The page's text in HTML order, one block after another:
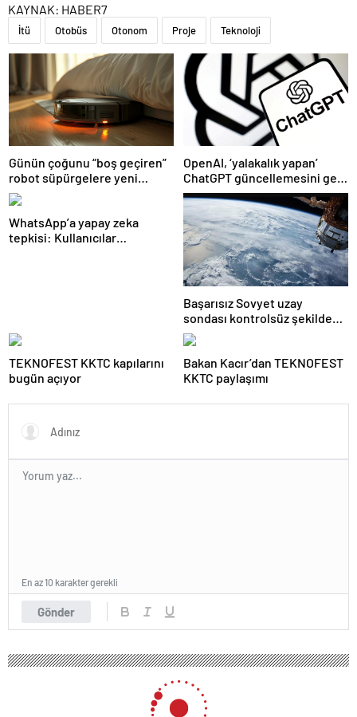
KAYNAK: HABER7
İtü Otobüs Otonom Proje Teknoloji
Günün çoğunu “boş geçiren”
robot süpürgelere yeni
görevler yolda
OpenAI, ‘yalakalık yapan’
ChatGPT güncellemesini geri
çekti
WhatsApp’a yapay zeka
tepkisi: Kullanıcılar
Başarısız Sovyet uzay
sondası kontrolsüz şekilde
Dünya’ya düşebilir
TEKNOFEST KKTC kapılarını
bugün açıyor
Bakan Kacır’dan TEKNOFEST
KKTC paylaşımı
Gönder
En az 10 karakter gerekli